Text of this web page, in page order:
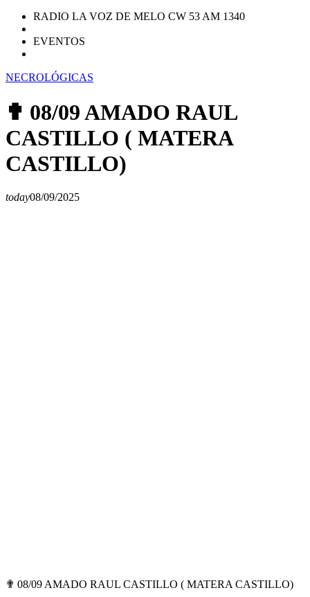
RADIO LA VOZ DE MELO CW 53 AM 1340
EVENTOS
NECROLÓGICAS
✟ 08/09 AMADO RAUL
CASTILLO ( MATERA
CASTILLO)
today08/09/2025
✟ 08/09 AMADO RAUL CASTILLO ( MATERA CASTILLO)